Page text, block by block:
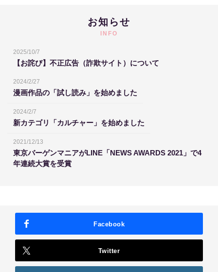
お知らせ
INFO
2025/10/7
【お詫び】不正広告（詐欺サイト）について
2024/2/27
漫画作品の「試し読み」を始めました
2024/2/7
新カテゴリ「カルチャー」を始めました
2021/12/13
東京バーゲンマニアがLINE「NEWS AWARDS 2021」で4
年連続大賞を受賞
Facebook
Twitter